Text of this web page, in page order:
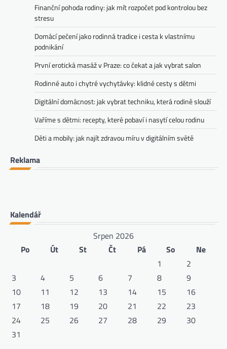
Finanční pohoda rodiny: jak mít rozpočet pod kontrolou bez
stresu
Domácí pečení jako rodinná tradice i cesta k vlastnímu
podnikání
První erotická masáž v Praze: co čekat a jak vybrat salon
Rodinné auto i chytré vychytávky: klidné cesty s dětmi
Digitální domácnost: jak vybrat techniku, která rodině slouží
Vaříme s dětmi: recepty, které pobaví i nasytí celou rodinu
Děti a mobily: jak najít zdravou míru v digitálním světě
Reklama
Kalendář
Srpen 2026
Po
Út St Čt Pá So
Ne
1
2
3
4 5 6 7 8
9
10
11 12 13 14 15
16
17
18 19 20 21 22
23
24
25 26 27 28 29
30
31